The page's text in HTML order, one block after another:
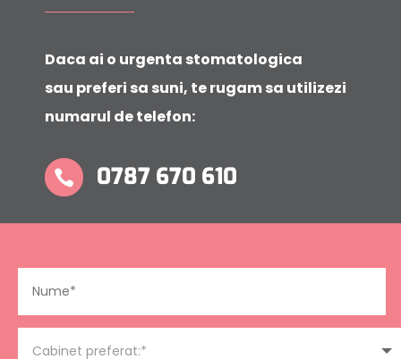
Daca ai o urgenta stomatologica
sau preferi sa suni, te rugam sa utilizezi
numarul de telefon:
 0787 670 610